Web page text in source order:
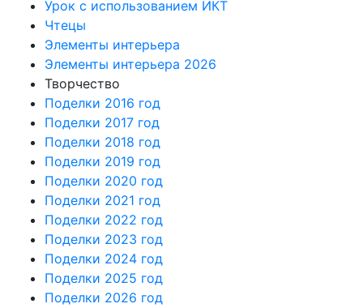
Урок с использованием ИКТ
Чтецы
Элементы интерьера
Элементы интерьера 2026
Творчество
Поделки 2016 год
Поделки 2017 год
Поделки 2018 год
Поделки 2019 год
Поделки 2020 год
Поделки 2021 год
Поделки 2022 год
Поделки 2023 год
Поделки 2024 год
Поделки 2025 год
Поделки 2026 год